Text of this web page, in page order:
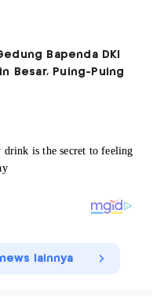
Bapenda DKI
Besar, Puing-Puing
lainnya